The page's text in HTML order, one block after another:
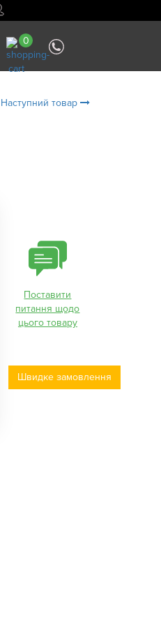
0
Наступний товар
Поставити
питання щодо
цього товару
Швидке замовлення